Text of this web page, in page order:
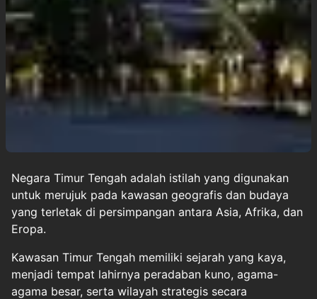
Negara Timur Tengah adalah istilah yang digunakan
untuk merujuk pada kawasan geografis dan budaya
yang terletak di persimpangan antara Asia, Afrika, dan
Eropa.
Kawasan Timur Tengah memiliki sejarah yang kaya,
menjadi tempat lahirnya peradaban kuno, agama-
agama besar, serta wilayah strategis secara